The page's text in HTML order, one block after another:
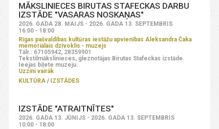
MĀKSLINIECES BIRUTAS STAFECKAS DARBU
IZSTĀDE "VASARAS NOSKAŅAS"
2026. GADA 28. MAIJS - 2026. GADA 13. SEPTEMBRIS
16:00 - 18:00
Rīgas pašvaldības kultūras iestāžu apvienības Aleksandra Čaka
memoriālais dzīvoklis - muzejs
Tālr.: 67105942, 28359901
Tekstilmākslinieces, gleznotājas Birutas Stafeckas izstāde.
Ieejas biļete muzeju.
Uzzini vairāk
KULTŪRA
IZSTĀDES
IZSTĀDE "ATRAITNĪTES"
2026. GADA 13. JŪNIJS - 2026. GADA 13. SEPTEMBRIS
10:00 - 18:00